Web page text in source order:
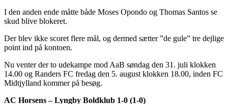
I den anden ende måtte både Moses Opondo og Thomas Santos se
skud blive blokeret.
Der blev ikke scoret flere mål, og dermed sætter ”de gule” tre dejlige
point ind på kontoen.
Nu venter der to udekampe mod AaB søndag den 31. juli klokken
14.00 og Randers FC fredag den 5. august klokken 18.00, inden FC
Midtjylland kommer på besøg.
AC Horsens – Lyngby Boldklub 1-0 (1-0)